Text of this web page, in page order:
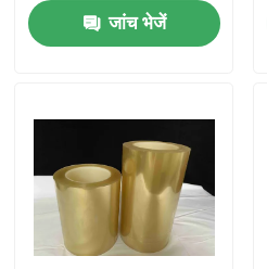
हमसे संपर्क करें
एक बोली का अनुरोध
गर्म पिघल चिपकने वाला टेप
कालीन चिपकने वाला टेप
जांच भेजें